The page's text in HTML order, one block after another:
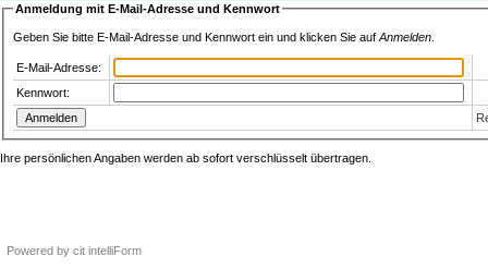
Anmeldung mit E-Mail-Adresse und Kennwort
Geben Sie bitte E-Mail-Adresse und Kennwort ein und klicken Sie auf Anmelden
E-Mail-Adresse:
Kennwort:
Ihre persönlichen Angaben werden ab sofort verschlüsselt übertragen.
Powered by cit intelliForm